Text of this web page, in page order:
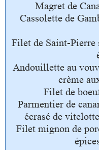
Magret de
Cassolette de
Filet de Saint-
Andouillette au
crème
Filet de
Parmentier de
écrasé de
Filet mignon de